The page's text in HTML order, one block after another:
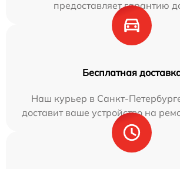
предоставляет гарантию
Бесплатная
Наш курьер в Санкт-
доставит ваше устройство на